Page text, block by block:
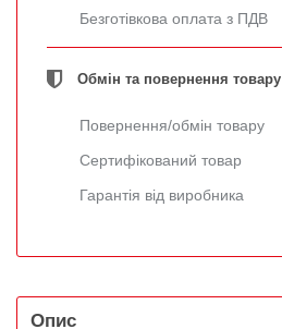
Безготівкова оплата з ПДВ
Обмін та повернення товару
Повернення/обмін товару
Сертифікований товар
Гарантія від виробника
Опис